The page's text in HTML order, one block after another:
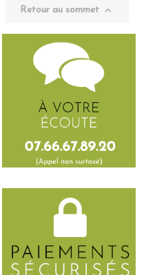
Retour au sommet 